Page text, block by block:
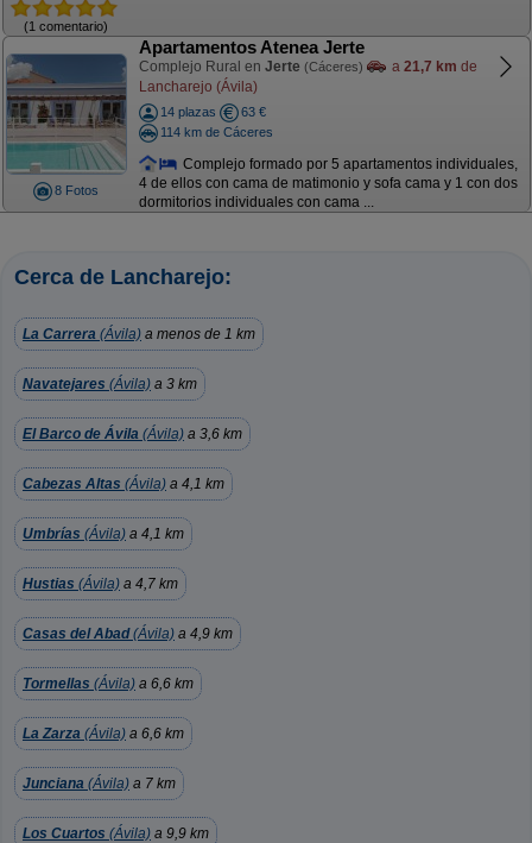
(1 comentario)
8 Fotos
Apartamentos Atenea Jerte
Complejo Rural en Jerte (Cáceres) a 21,7 km de
Lancharejo (Ávila)
14 plazas
63 €
114 km de Cáceres
Complejo formado por 5 apartamentos individuales,
4 de ellos con cama de matimonio y sofa cama y 1 con dos
dormitorios individuales con cama ...
Cerca de Lancharejo:
La Carrera (Ávila) a menos de 1 km
Navatejares (Ávila) a 3 km
El Barco de Ávila (Ávila) a 3,6 km
Cabezas Altas (Ávila) a 4,1 km
Umbrías (Ávila) a 4,1 km
Hustias (Ávila) a 4,7 km
Casas del Abad(Ávila) a 4,9 km
Tormellas (Ávila) a 6,6 km
La Zarza (Ávila) a 6,6 km
Junciana (Ávila) a 7 km
Los Cuartos (Ávila) a 9,9 km